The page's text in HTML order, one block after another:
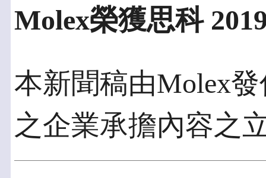
Molex榮獲思科
本新聞稿由Molex
之企業承擔內容之